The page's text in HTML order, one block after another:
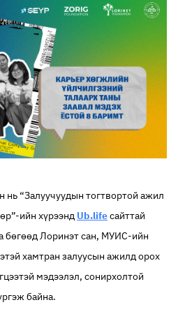
нь “Залуучуудын тогтвортой ажил
ийн хүрээнд Ub.lifeсайттай
бөгөөд Лоринэт сан, МУИС-ийн
хамтран залуусын ажилд орох
мэдээлэл, сонирхолтой
байна.